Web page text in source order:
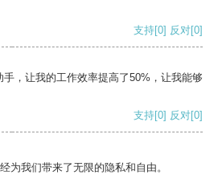
支持[0] 反对[0]
，让我的工作效率提高了50%，让我能够
支持[0] 反对[0]
为我们带来了无限的隐私和自由。